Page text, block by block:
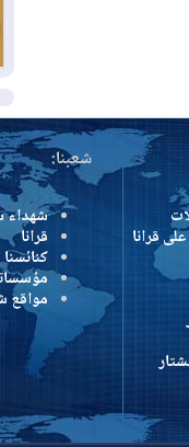
شعبنا:
شهداء
قرانا
كنائسنا
مؤسساتنا
مواقع شعبنا